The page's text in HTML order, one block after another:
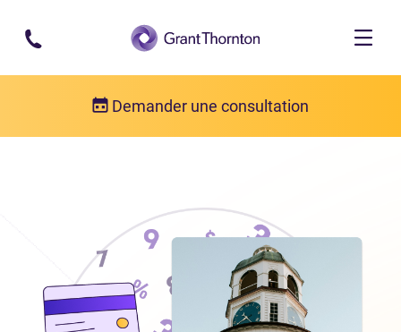
Passer au contenu principal
Demander une consultation